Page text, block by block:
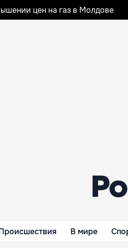
цен на газ в Молдове
В мире